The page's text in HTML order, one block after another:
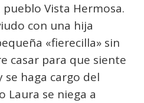
Vista Hermosa.
con una hija
«fierecilla» sin
casar para que siente
se haga cargo del
Laura se niega a